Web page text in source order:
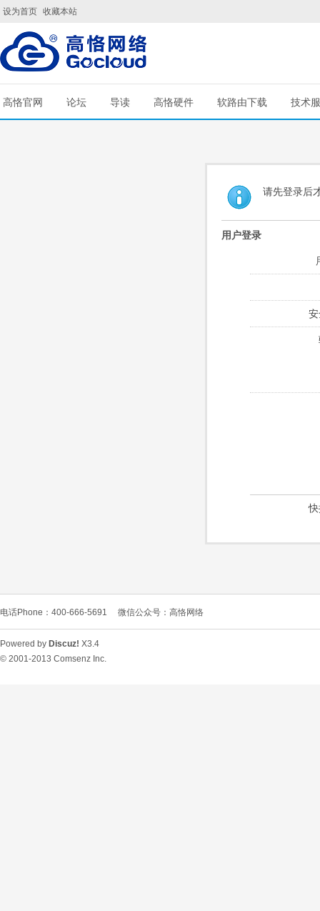
设为首页 收藏本站
高恪官网 论坛 导读 高恪硬件 软路由下载 技术
请先登录后
用户登录
电话Phone：400-666-5691 微信公众号：高恪网络
Powered by Discuz! X3.4
© 2001-2013 Comsenz Inc.